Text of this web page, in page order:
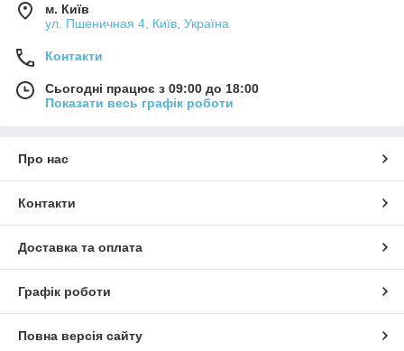
м. Київ
ул. Пшеничная 4, Київ, Україна
Контакти
Сьогодні працює з 09:00 до 18:00
Показати весь графік роботи
Про нас
Контакти
Доставка та оплата
Графік роботи
Повна версія сайту